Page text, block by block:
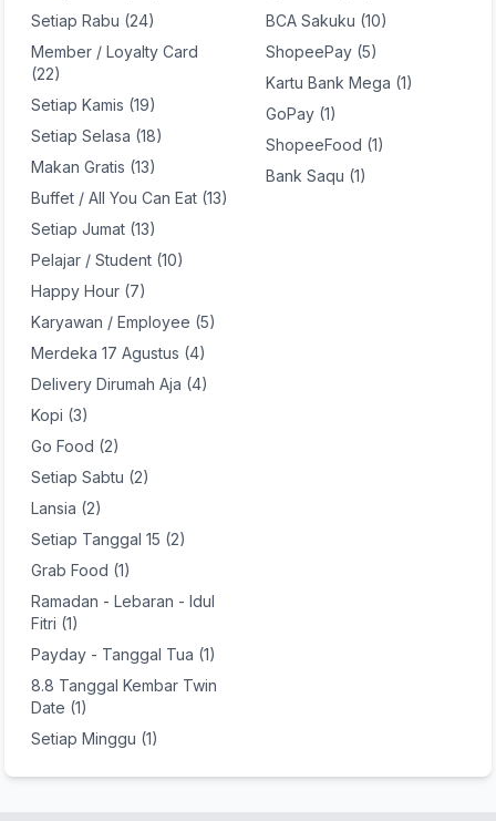
Setiap Rabu (24)
Member / Loyalty Card
(22)
Setiap Kamis (19)
Setiap Selasa (18)
Makan Gratis (13)
Buffet / All You Can Eat (13)
Setiap Jumat (13)
Pelajar / Student (10)
Happy Hour (7)
Karyawan / Employee (5)
Merdeka 17 Agustus (4)
Delivery Dirumah Aja (4)
Kopi (3)
Go Food (2)
Setiap Sabtu (2)
Lansia (2)
Setiap Tanggal 15 (2)
Grab Food (1)
Ramadan - Lebaran - Idul
Fitri (1)
Payday - Tanggal Tua (1)
8.8 Tanggal Kembar Twin
Date (1)
Setiap Minggu (1)
BCA Sakuku (10)
ShopeePay (5)
Kartu Bank Mega (1)
GoPay (1)
ShopeeFood (1)
Bank Saqu (1)